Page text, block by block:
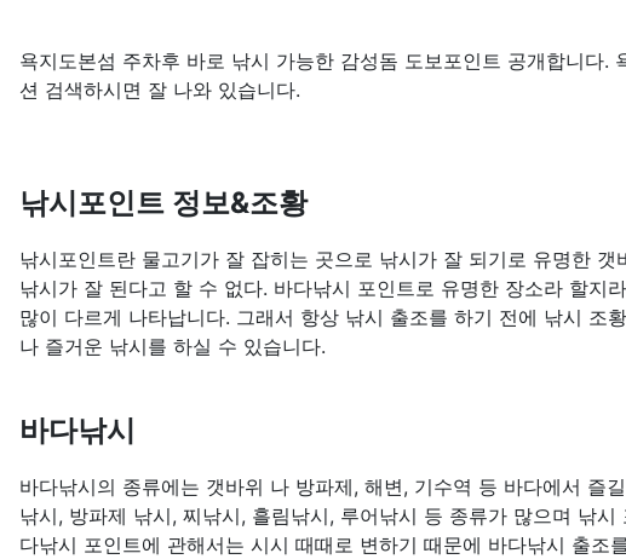
욕지도본섬 주차후 바로 낚시 가능한 감성돔 도보포인트 공개합니다.
션 검색하시면 잘 나와 있습니다.
낚시포인트 정보&조황
낚시포인트란 물고기가 잘 잡히는 곳으로 낚시가 잘 되기로 유명한
낚시가 잘 된다고 할 수 없다. 바다낚시 포인트로 유명한 장소라 할지
많이 다르게 나타납니다. 그래서 항상 낚시 출조를 하기 전에 낚시 조
나 즐거운 낚시를 하실 수 있습니다.
바다낚시
바다낚시의 종류에는 갯바위 나 방파제, 해변, 기수역 등 바다에서 즐
낚시, 방파제 낚시, 찌낚시, 흘림낚시, 루어낚시 등 종류가 많으며 낚
다낚시 포인트에 관해서는 시시 때때로 변하기 때문에 바다낚시 출